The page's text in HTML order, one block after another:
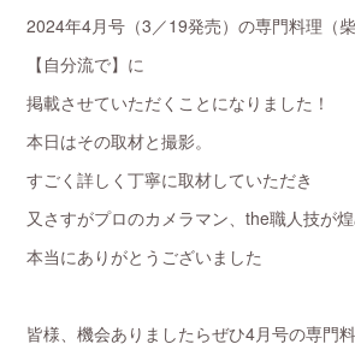
2024年4月号（3／19発売）の専門料理（柴
【自分流で】に
掲載させていただくことになりました！
本日はその取材と撮影。
すごく詳しく丁寧に取材していただき
又さすがプロのカメラマン、the職人技が
本当にありがとうございました
皆様、機会ありましたらぜひ4月号の専門